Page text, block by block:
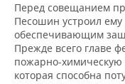
Перед совещанием
Песошин устроил
обеспечивающим
Прежде всего главе
пожарно-химическую
которая способна